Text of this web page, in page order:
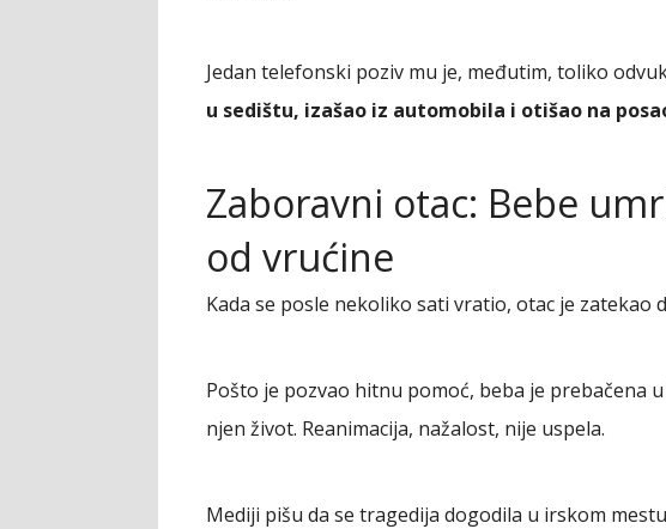
Jedan telefonski poziv mu je, međutim, toliko
u sedištu, izašao iz automobila i otišao na
Zaboravni otac: Bebe
od vrućine
Kada se posle nekoliko sati vratio, otac je zatekao
Pošto je pozvao hitnu pomoć, beba je prebačena
njen život. Reanimacija, nažalost, nije uspela.
Mediji pišu da se tragedija dogodila u irskom